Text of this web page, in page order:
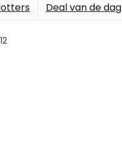
Deal van de dag